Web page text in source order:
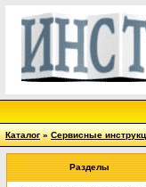
Каталог»Сервисные
Разделы